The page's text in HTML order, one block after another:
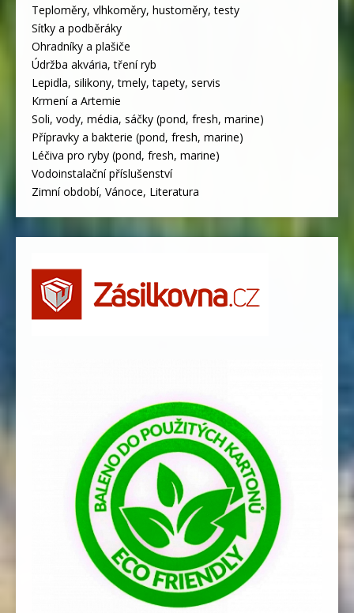
Teploměry, vlhkoměry, hustoměry, testy
Síťky a podběráky
Ohradníky a plašiče
Údržba akvária, tření ryb
Lepidla, silikony, tmely, tapety, servis
Krmení a Artemie
Soli, vody, média, sáčky (pond, fresh, marine)
Přípravky a bakterie (pond, fresh, marine)
Léčiva pro ryby (pond, fresh, marine)
Vodoinstalační příslušenství
Zimní období, Vánoce, Literatura